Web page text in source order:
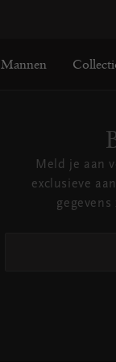
Mannen
Meld je aan
exclusieve